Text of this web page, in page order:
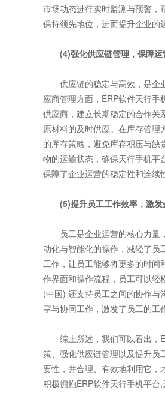
市场动态进行实时监测与预警，
保持领先地位，进而提升企业的
(4)强化供应链管理，保障运
供应链的稳定与高效，是企业
应商管理方面，ERP软件天行
供应商，建立长期稳定的合作关
原材料的及时供应。在库存管
的库存策略，避免库存积压与
物的运输状态，确保天行手机平
保障了企业运营的稳定性和连续
(5)提升员工工作效率，激发
员工是企业运营的核心力量，
动化与智能化的操作，减轻了员
工作，让员工能够将更多的时间
作界面和操作流程，员工可以轻
(中国) 还支持员工之间的协作
享与协同工作，激发了员工的工
综上所述，我们可以看出，
策、强化供应链管理以及提升员
要性，并合理、有效地利用它，
积极拥抱ERP软件天行手机平台